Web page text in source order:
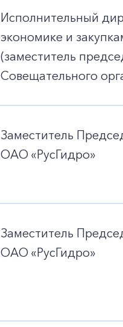
Исполнительный
экономике и
(заместитель
Совещательного
Заместитель
ОАО «РусГидро»
Заместитель
ОАО «РусГидро»